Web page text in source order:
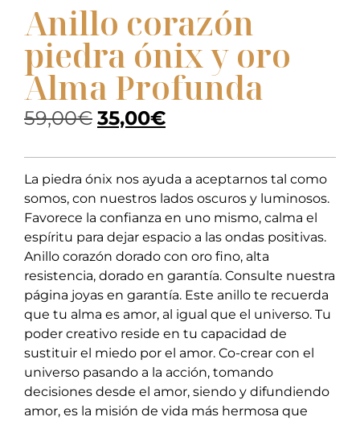
Anillo corazón
piedra ónix y oro
Alma Profunda
59,00€ 35,00€
La piedra ónix nos ayuda a aceptarnos tal como
somos, con nuestros lados oscuros y luminosos.
Favorece la confianza en uno mismo, calma el
espíritu para dejar espacio a las ondas positivas.
Anillo corazón dorado con oro fino, alta
resistencia, dorado en garantía. Consulte nuestra
página joyas en garantía. Este anillo te recuerda
que tu alma es amor, al igual que el universo. Tu
poder creativo reside en tu capacidad de
sustituir el miedo por el amor. Co-crear con el
universo pasando a la acción, tomando
decisiones desde el amor, siendo y difundiendo
amor, es la misión de vida más hermosa que